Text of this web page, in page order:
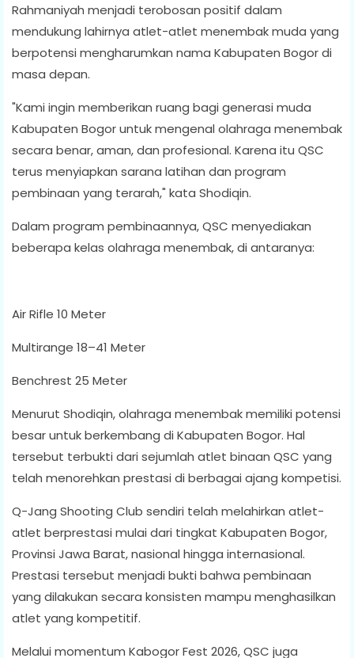
Rahmaniyah menjadi terobosan positif dalam
mendukung lahirnya atlet-atlet menembak muda yang
berpotensi mengharumkan nama Kabupaten Bogor di
masa depan.
"Kami ingin memberikan ruang bagi generasi muda
Kabupaten Bogor untuk mengenal olahraga menembak
secara benar, aman, dan profesional. Karena itu QSC
terus menyiapkan sarana latihan dan program
pembinaan yang terarah," kata Shodiqin.
Dalam program pembinaannya, QSC menyediakan
beberapa kelas olahraga menembak, di antaranya:
Air Rifle 10 Meter
Multirange 18–41 Meter
Benchrest 25 Meter
Menurut Shodiqin, olahraga menembak memiliki potensi
besar untuk berkembang di Kabupaten Bogor. Hal
tersebut terbukti dari sejumlah atlet binaan QSC yang
telah menorehkan prestasi di berbagai ajang kompetisi.
Q-Jang Shooting Club sendiri telah melahirkan atlet-
atlet berprestasi mulai dari tingkat Kabupaten Bogor,
Provinsi Jawa Barat, nasional hingga internasional.
Prestasi tersebut menjadi bukti bahwa pembinaan
yang dilakukan secara konsisten mampu menghasilkan
atlet yang kompetitif.
Melalui momentum Kabogor Fest 2026, QSC juga